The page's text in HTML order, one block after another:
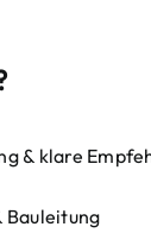
& klare
Bauleitung